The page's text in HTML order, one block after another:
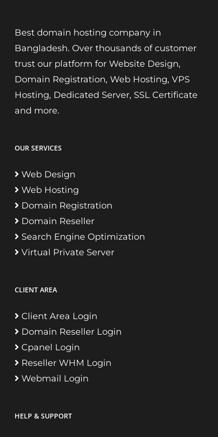
Best domain hosting company in
Bangladesh. Over thousands of customer
trust our platform for Website Design,
Domain Registration, Web Hosting, VPS
Hosting, Dedicated Server, SSL Certificate
and more.
OUR SERVICES
Web Design
Web Hosting
Domain Registration
Domain Reseller
Search Engine Optimization
Virtual Private Server
CLIENT AREA
Client Area Login
Domain Reseller Login
Cpanel Login
Reseller WHM Login
Webmail Login
HELP & SUPPORT